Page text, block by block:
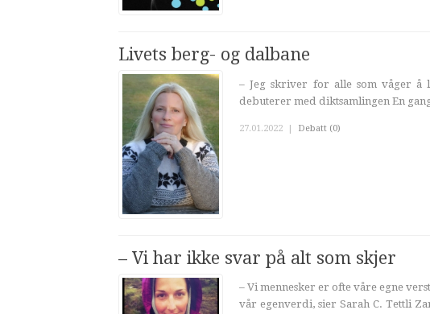
Livets berg- og dalbane
– Jeg skriver for alle som våger å
debuterer med diktsamlingen En
27.01.2022 | Debatt (0)
– Vi har ikke svar på alt som skjer
– Vi mennesker er ofte våre egne
vår egenverdi, sier Sarah C. Tettli